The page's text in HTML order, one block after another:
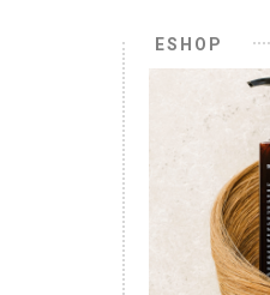
ESHOP